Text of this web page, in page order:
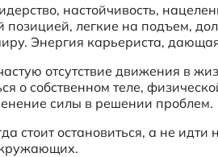
настойчивость,
позицией, легкие на подъем,
Энергия карьериста,
отсутствие движения в
о собственном теле,
силы в решении проблем.
стоит остановиться, а не